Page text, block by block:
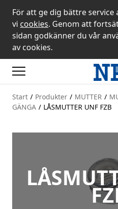
För att ge dig bättre service
vi cookies. Genom att
sidan godkänner du vår
av cookies.
Start / Produkter / MUTTER /
GÄNGA / LÅSMUTTER UNF FZB